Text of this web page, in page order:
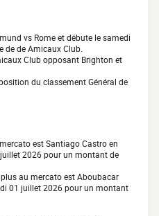
vs Rome et débute le samedi
de de Amicaux Club.
Club opposant Brighton et
du classement Général de
est Santiago Castro en
2026 pour un montant de
au mercato est Aboubacar
01 juillet 2026 pour un montant